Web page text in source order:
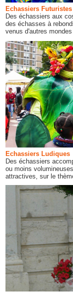
Echassiers Futuristes
Des échassiers aux
des échasses à
venus d'autres
Echassiers Ludiques
Des échassiers
ou moins
attractives, sur le